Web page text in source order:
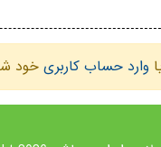
وارد حساب کاربری خود